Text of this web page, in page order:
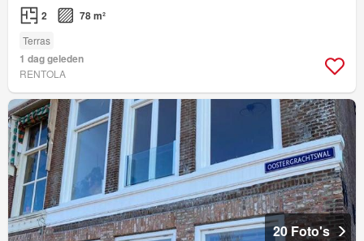
2 78 m²
Terras
1 dag geleden
RENTOLA
20 Foto's